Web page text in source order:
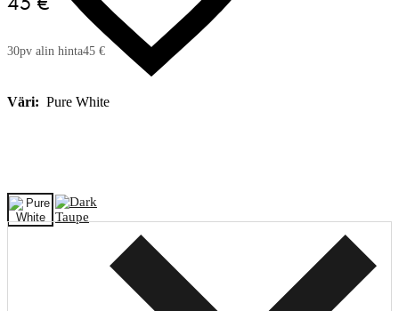
30pv alin hinta45 €
Väri: Pure White